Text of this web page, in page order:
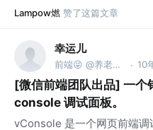
Lampow燃 赞了这篇文章
幸运儿
前端😜 @养老公司 · 10
[微信前端团队出品] 一个
console 调试面板。
vConsole 是一个网页前端调